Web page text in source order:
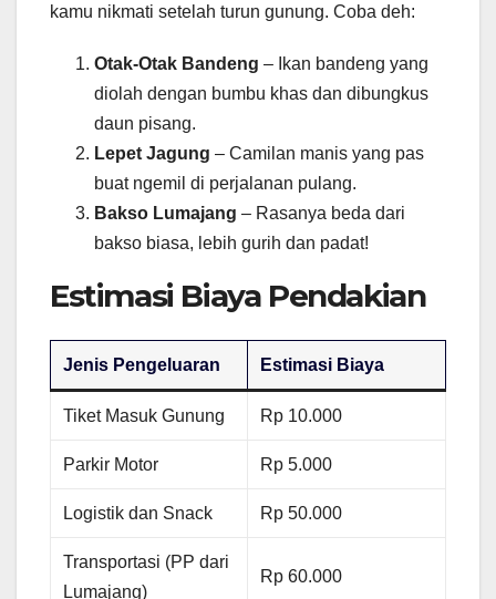
kamu nikmati setelah turun gunung. Coba deh:
Otak-Otak Bandeng – Ikan bandeng yang
diolah dengan bumbu khas dan dibungkus
daun pisang.
Lepet Jagung – Camilan manis yang pas
buat ngemil di perjalanan pulang.
Bakso Lumajang – Rasanya beda dari
bakso biasa, lebih gurih dan padat!
Estimasi Biaya Pendakian
Jenis Pengeluaran Estimasi Biaya
Tiket Masuk Gunung Rp 10.000
Parkir Motor Rp 5.000
Logistik dan Snack Rp 50.000
Transportasi (PP dari
Lumajang)
Rp 60.000